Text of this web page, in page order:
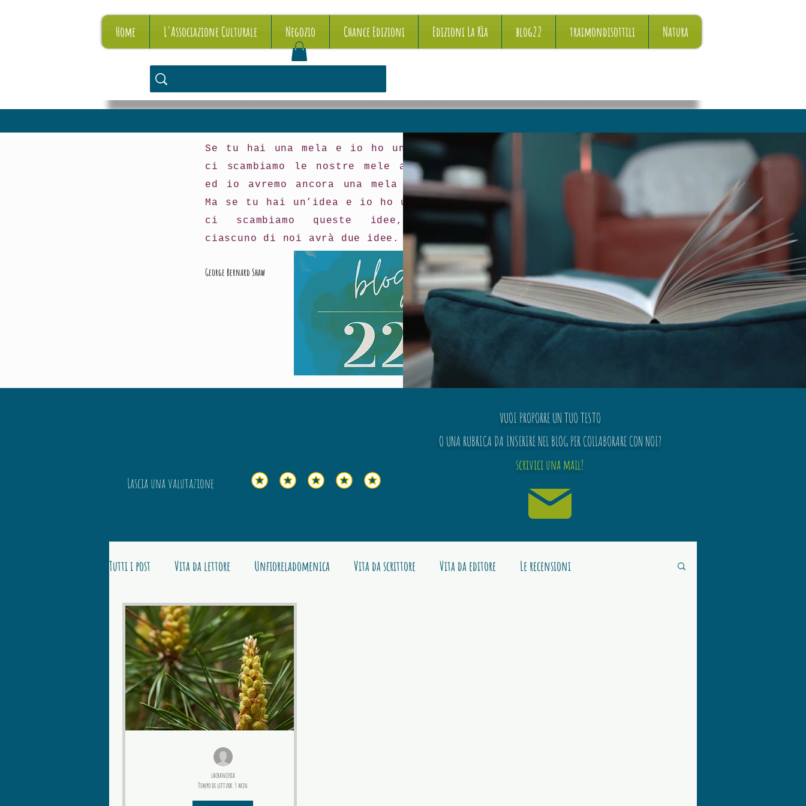
Home L'Associazione Culturale Negozio Chance Edizioni Edizioni La Rìa blog22 traimondisottili Natura
Se tu hai una mela e io ho una mela e
ci scambiamo le nostre mele allora tu
ed io avremo ancora una mela a testa.
Ma se tu hai un’idea e io ho un’idea e
ci scambiamo queste idee, allora
ciascuno di noi avrà due idee.
George Bernard Shaw
Lascia una valutazione
VUOI PROPORRE UN TUO TESTO
O UNA RUBRICA DA INSERIRE NEL BLOG PER COLLABORARE CON NOI?
scrivici una mail!
Tutti i post Vita da lettore Unfioreladomenica Vita da scrittore Vita da editore Le recensioni
lachanceria
Tempo di lettura: 3 min